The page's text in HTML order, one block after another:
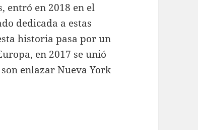
entró en 2018 en el
dedicada a estas
historia pasa por un
en 2017 se unió
enlazar Nueva York